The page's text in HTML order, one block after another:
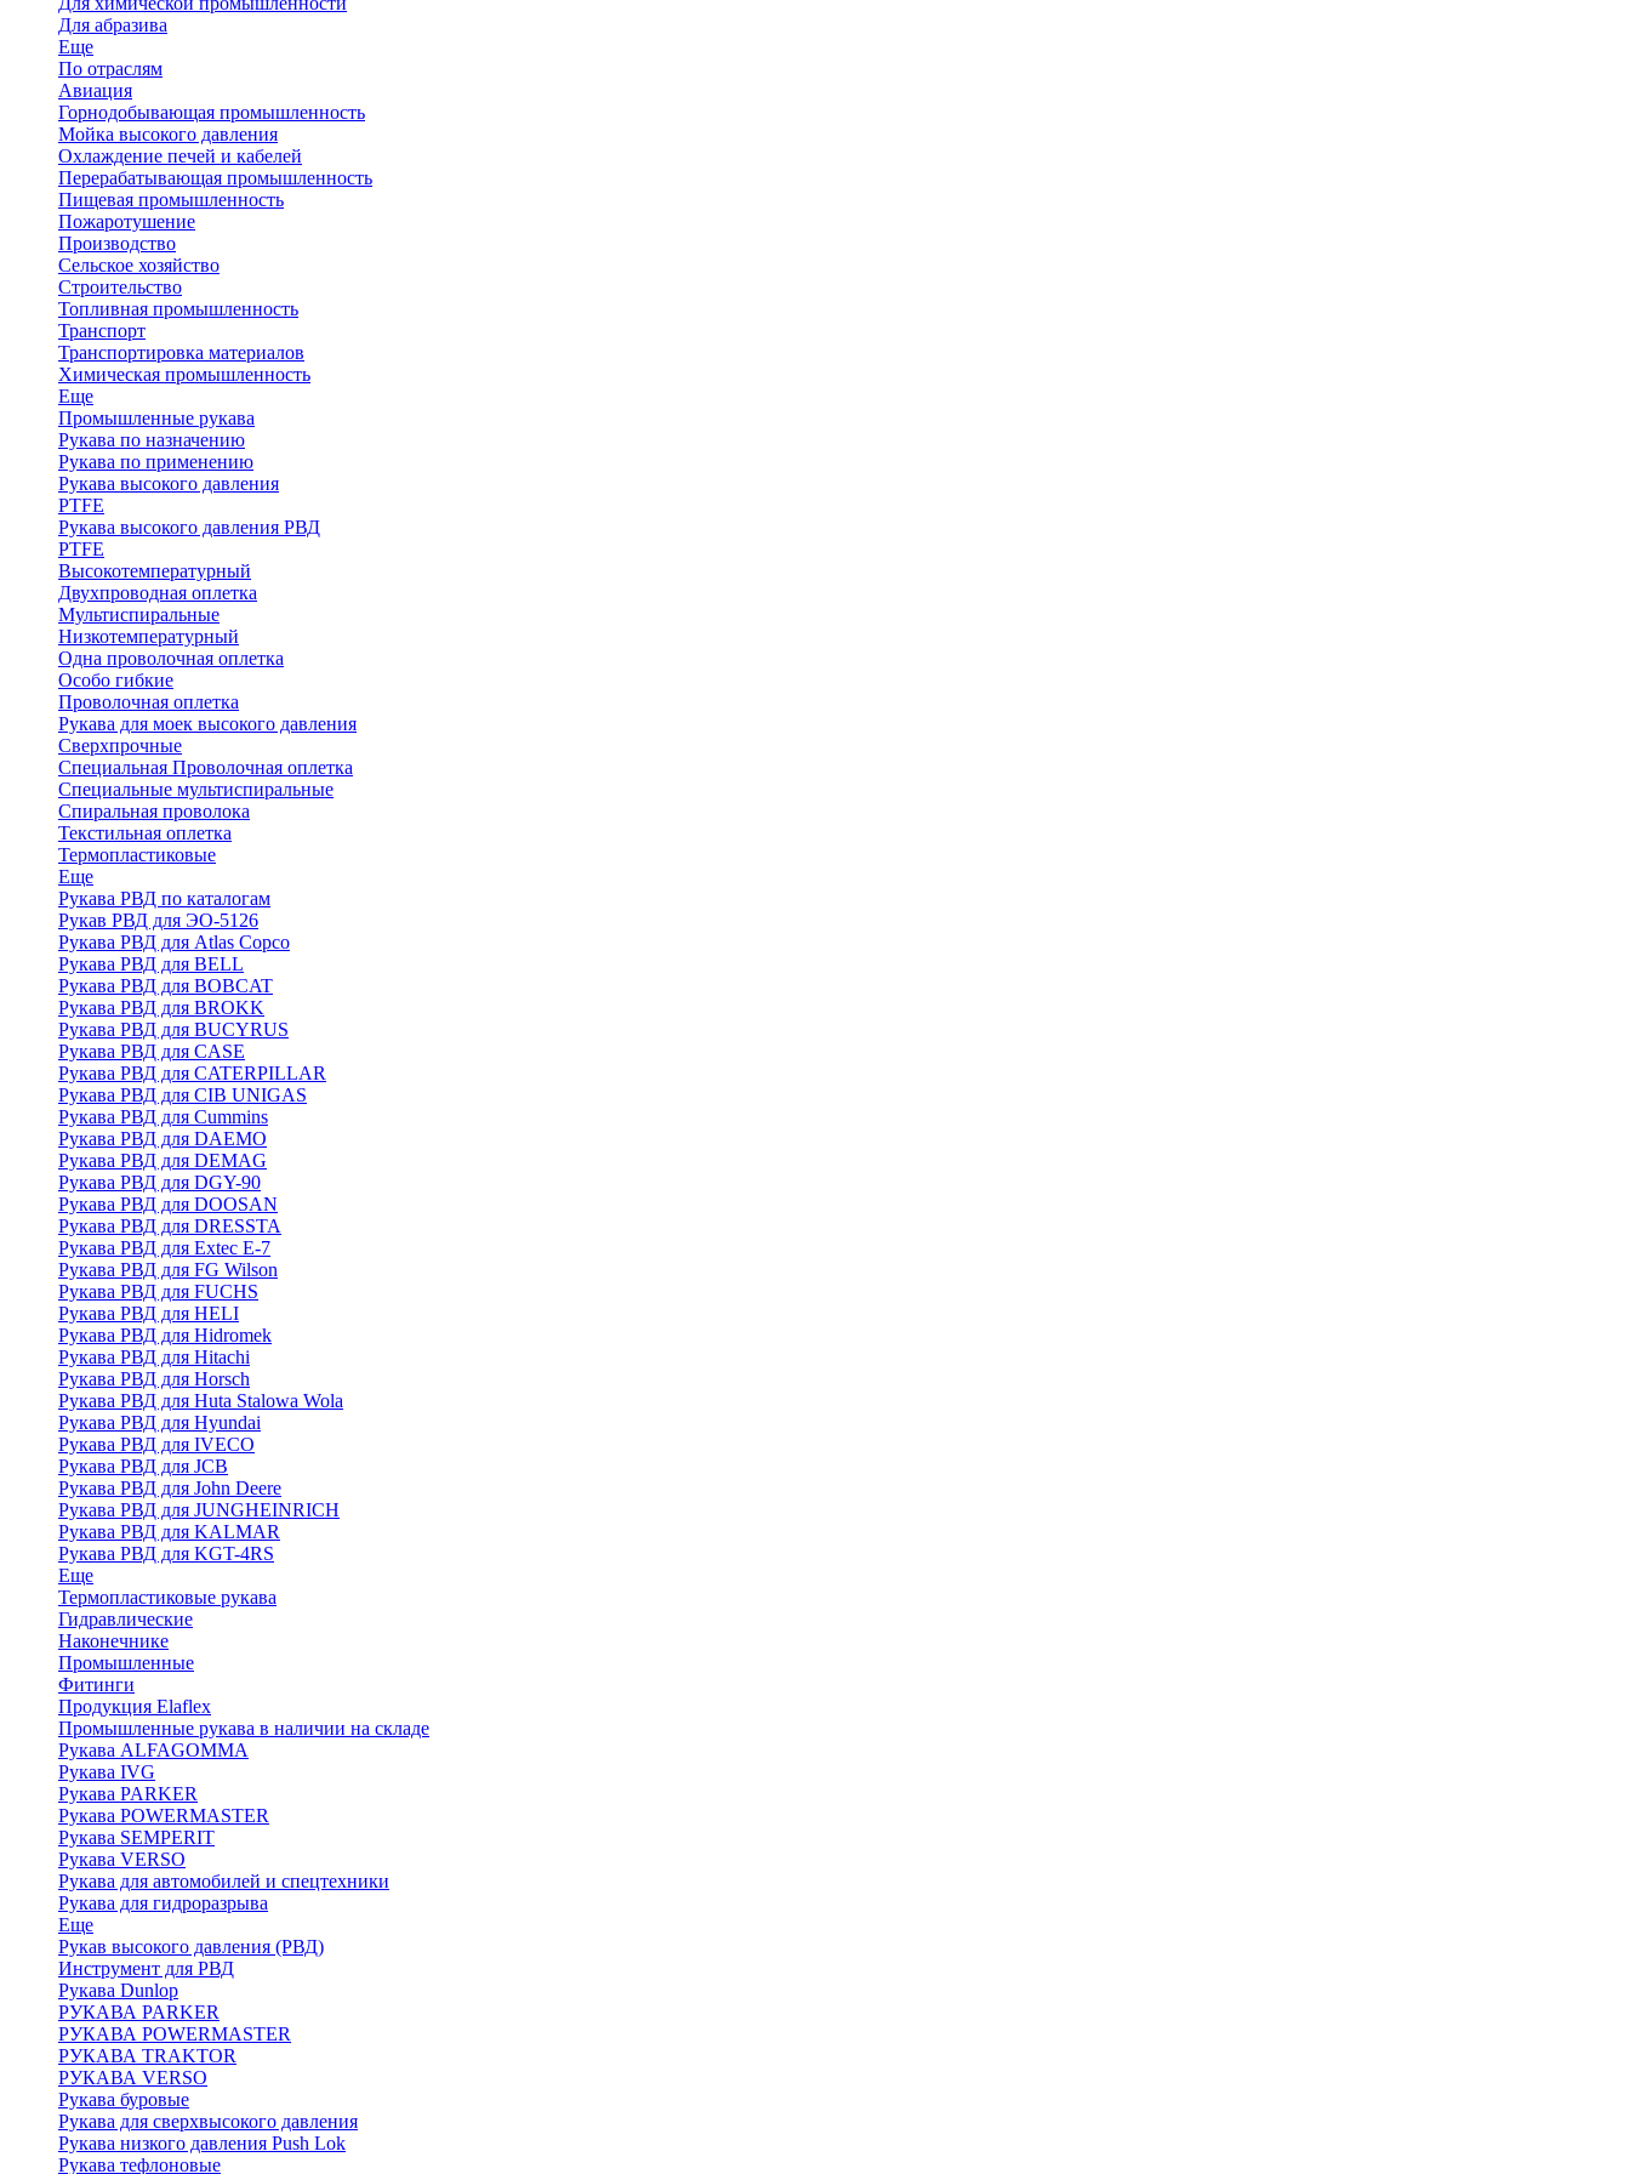
Для абразива
Еще
По отраслям
Авиация
Горнодобывающая промышленность
Мойка высокого давления
Охлаждение печей и кабелей
Перерабатывающая промышленность
Пищевая промышленность
Пожаротушение
Производство
Сельское хозяйство
Строительство
Топливная промышленность
Транспорт
Транспортировка материалов
Химическая промышленность
Еще
Промышленные рукава
Рукава по назначению
Рукава по применению
Рукава высокого давления
PTFE
Рукава высокого давления РВД
PTFE
Высокотемпературный
Двухпроводная оплетка
Мультиспиральные
Низкотемпературный
Одна проволочная оплетка
Особо гибкие
Проволочная оплетка
Рукава для моек высокого давления
Сверхпрочные
Специальная Проволочная оплетка
Специальные мультиспиральные
Спиральная проволока
Текстильная оплетка
Термопластиковые
Еще
Рукава РВД по каталогам
Рукав РВД для ЭО-5126
Рукава РВД для Atlas Copco
Рукава РВД для BELL
Рукава РВД для BOBCAT
Рукава РВД для BROKK
Рукава РВД для BUCYRUS
Рукава РВД для CASE
Рукава РВД для CATERPILLAR
Рукава РВД для CIB UNIGAS
Рукава РВД для Cummins
Рукава РВД для DAEMO
Рукава РВД для DEMAG
Рукава РВД для DGY-90
Рукава РВД для DOOSAN
Рукава РВД для DRESSTA
Рукава РВД для Extec E-7
Рукава РВД для FG Wilson
Рукава РВД для FUCHS
Рукава РВД для HELI
Рукава РВД для Hidromek
Рукава РВД для Hitachi
Рукава РВД для Horsch
Рукава РВД для Huta Stalowa Wola
Рукава РВД для Hyundai
Рукава РВД для IVECO
Рукава РВД для JCB
Рукава РВД для John Deere
Рукава РВД для JUNGHEINRICH
Рукава РВД для KALMAR
Рукава РВД для KGT-4RS
Еще
Термопластиковые рукава
Гидравлические
Наконечнике
Промышленные
Фитинги
Продукция Elaflex
Промышленные рукава в наличии на складе
Рукава ALFAGOMMA
Рукава IVG
Рукава PARKER
Рукава POWERMASTER
Рукава SEMPERIT
Рукава VERSO
Рукава для автомобилей и спецтехники
Рукава для гидроразрыва
Еще
Рукав высокого давления (РВД)
Инструмент для РВД
Рукава Dunlop
РУКАВА PARKER
РУКАВА POWERMASTER
РУКАВА TRAKTOR
РУКАВА VERSO
Рукава буровые
Рукава для сверхвысокого давления
Рукава низкого давления Push Lok
Рукава тефлоновые